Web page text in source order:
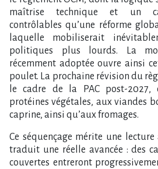
maîtrise technique et un
contrôlables qu​‌’une réforme
laquelle mobiliserait
politiques plus lourds. La
récemment adoptée ouvre ainsi
poulet. La prochaine révision du
le cadre de la PAC post-2027,
protéines végétales, aux viandes
caprine, ainsi qu​‌’aux fromages.
Ce séquençage mérite une lecture
traduit une réelle avancée : des
couvertes entreront